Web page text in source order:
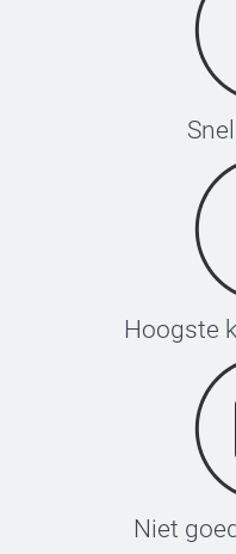
Hoogste
Niet